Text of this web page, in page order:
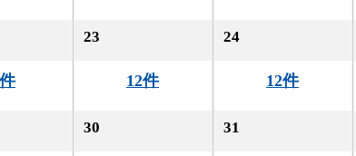
23
12件
24
12件
30 31